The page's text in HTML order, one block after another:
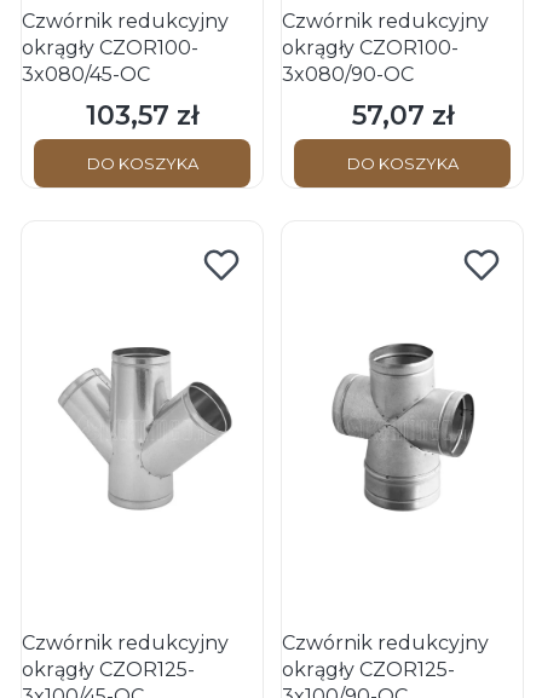
Czwórnik redukcyjny
okrągły CZOR100-
3x080/45-OC
Cena
103,57 zł
DO KOSZYKA
Czwórnik redukcyjny
okrągły CZOR100-
3x080/90-OC
Cena
57,07 zł
DO KOSZYKA
Czwórnik redukcyjny
okrągły CZOR125-
Czwórnik redukcyjny
okrągły CZOR125-